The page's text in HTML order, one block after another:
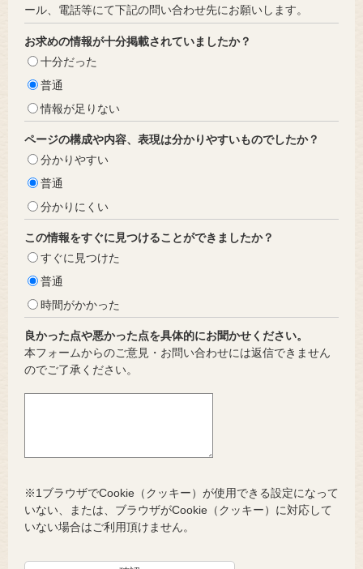
ール、電話等にて下記の問い合わせ先にお願いします。
お求めの情報が十分掲載されていましたか？
十分だった
普通
情報が足りない
ページの構成や内容、表現は分かりやすいものでしたか？
分かりやすい
普通
分かりにくい
この情報をすぐに見つけることができましたか？
すぐに見つけた
普通
時間がかかった
良かった点や悪かった点を具体的にお聞かせください。
本フォームからのご意見・お問い合わせには返信できません
のでご了承ください。
※1ブラウザでCookie（クッキー）が使用できる設定になって
いない、または、ブラウザがCookie（クッキー）に対応して
いない場合はご利用頂けません。